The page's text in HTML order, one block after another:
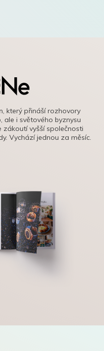
který přináší rozhovory
ale i světového byznysu
zákoutí vyšší společnosti
Vychází jednou za měsíc.